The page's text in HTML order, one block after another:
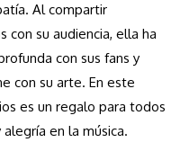
Al compartir
su audiencia, ella ha
con sus fans y
con su arte. En este
es un regalo para todos
en la música.